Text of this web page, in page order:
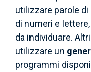
utilizzare parole
di numeri e
da individuare.
utilizzare un
programmi